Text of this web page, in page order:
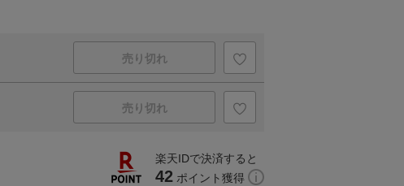
売り切れ
売り切れ
楽天IDで決済すると
42 ポイント獲得